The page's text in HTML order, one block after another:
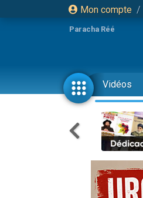
Mon compte /
Paracha Réé
Vidéos